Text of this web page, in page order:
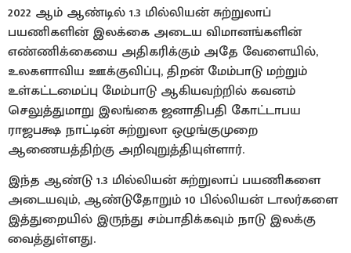
2022 ஆம் ஆண்டில் 1.3 மில்லியன் சுற்றுலாப்
பயணிகளின் இலக்கை அடைய விமானங்களின்
எண்ணிக்கையை அதிகரிக்கும் அதே வேளையில்,
உலகளாவிய ஊக்குவிப்பு, திறன் மேம்பாடு மற்றும்
உள்கட்டமைப்பு மேம்பாடு ஆகியவற்றில் கவனம்
செலுத்துமாறு இலங்கை ஜனாதிபதி கோட்டாபய
ராஜபக்ஷ நாட்டின் சுற்றுலா ஒழுங்குமுறை
ஆணையத்திற்கு அறிவுறுத்தியுள்ளார்.
இந்த ஆண்டு 1.3 மில்லியன் சுற்றுலாப் பயணிகளை
அடையவும், ஆண்டுதோறும் 10 பில்லியன் டாலர்களை
இத்துறையில் இருந்து சம்பாதிக்கவும் நாடு இலக்கு
வைத்துள்ளது.